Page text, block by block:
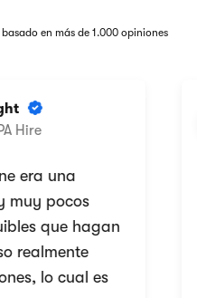
basado en más de 1.000 opiniones
Hire
era una
pocos
que hagan
realmente
lo cual es